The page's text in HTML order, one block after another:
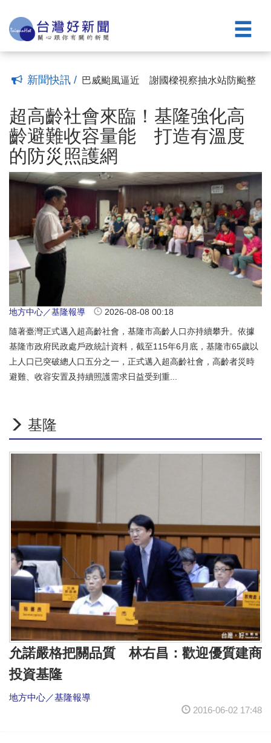
新聞快訊 /
樑勉勵孩子「市府永遠是你們的家」
(01:22)
謝國樑主持新住民事務委員會 感謝新住
民豐富基隆多元文化
紀錄人生第一個畢業典禮 基隆市府首贈
公托畢業禮物與市長祝福證書(00:19)
謝國樑親自校閱義勇警察大隊常年訓練
力守護幼兒(00:05)
巴威颱風逼近 謝國樑視察抽水站防颱整
量能 打造有溫度的防災照護網(00:18)
七堵區表揚22位模範父親 謝國樑感謝父
愛奉獻(00:23)
王爺巡江海上遶境展信仰溫度 邱佩琳：
海上王爺文化祭是基隆的靈魂 (00:25)
信義區模範父親表揚大會登場 謝國樑感
謝父親無私奉獻
基市府舉辦安置兒少畢業祝福餐會 謝國
樑勉勵孩子「市府永遠是你們的家」
(01:22)
謝國樑主持新住民事務委員會 感謝新住
民豐富基隆多元文化(00:18)
紀錄人生第一個畢業典禮 基隆市府首贈
公托畢業禮物與市長祝福證書(00:19)
謝國樑親自校閱義勇警察大隊常年訓練
肯定義警無私奉獻(00:10)
全面啟動安置與輔導機制！ 基隆市府全
力守護幼兒(00:05)
巴威颱風逼近 謝國樑視察抽水站防颱整
(00:18)
超高齡社會來臨！基隆強化高
齡避難收容量能 打造有溫度
的防災照護網
地方中心／基隆報導
2026-08-08 00:18
隨著臺灣正式邁入超高齡社會，基隆市高齡人口亦持續攀升。依據
基隆市政府民政處戶政統計資料，截至115年6月底，基隆市65歲以
上人口已突破總人口五分之一，正式邁入超高齡社會，高齡者災時
避難、收容安置及持續照護需求日益受到重...
基隆
允諾嚴格把關品質 林右昌：歡迎優質建商
投資基隆
地方中心／基隆報導
2016-06-02 17:48